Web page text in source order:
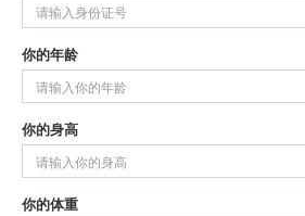
你的年龄
你的身高
你的体重